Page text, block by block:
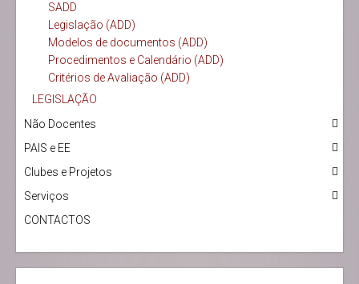
SADD
Legislação (ADD)
Modelos de documentos (ADD)
Procedimentos e Calendário (ADD)
Critérios de Avaliação (ADD)
LEGISLAÇÃO
Não Docentes
PAIS e EE
Clubes e Projetos
Serviços
CONTACTOS